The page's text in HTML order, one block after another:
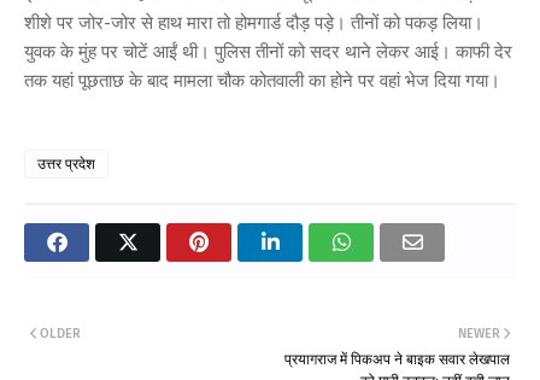
शीशे पर जोर-जोर से हाथ मारा तो होमगार्ड दौड़ पड़े। तीनों को पकड़ लिया।
युवक के मुंह पर चोटें आईं थी। पुलिस तीनों को सदर थाने लेकर आई। काफी देर
तक यहां पूछताछ के बाद मामला चौक कोतवाली का होने पर वहां भेज दिया गया।
उत्तर प्रदेश
NEWER
प्रयागराज में पिकअप ने बाइक सवार लेखपाल
OLDER